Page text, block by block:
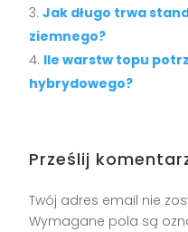
Jak długo trwa
ziemnego?
Ile warstw topu
hybrydowego?
Prześlij
Twój adres email nie
Wymagane pola są